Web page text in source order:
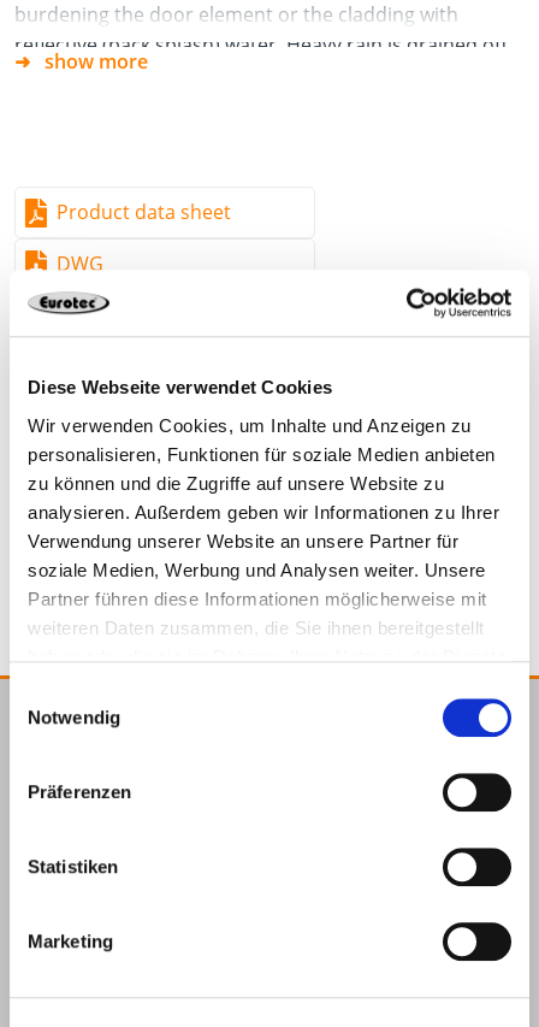
Diese Webseite verwendet Cookies
Wir verwenden Cookies, um Inhalte und Anzeigen zu
personalisieren, Funktionen für soziale Medien anbieten
zu können und die Zugriffe auf unsere Website zu
analysieren. Außerdem geben wir Informationen zu Ihrer
Verwendung unserer Website an unsere Partner für
soziale Medien, Werbung und Analysen weiter. Unsere
Partner führen diese Informationen möglicherweise mit
weiteren Daten zusammen, die Sie ihnen bereitgestellt
Notwendig
Präferenzen
Statistiken
Marketing
burdening the door element or the cladding with
reflective (back splash) water. Heavy rain is drained off
in a controlled manner. The flat geometry (21x140 mm)
show more
Product data sheet
DWG
975635 144 x 20 x 16,5 mm Stainless steel
2 4251314725752
Unter
info@eurotec.team